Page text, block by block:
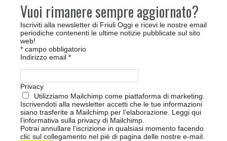
Vuoi rimanere sempre aggiornato?
Iscriviti alla newsletter di Friuli Oggi e ricevi le nostre email
periodiche contenenti le ultime notizie pubblicate sul sito
web!
* campo obbligatorio
Indirizzo email *
Privacy
Utilizziamo Mailchimp come piattaforma di marketing.
Iscrivendoti alla newsletter accetti che le tue informazioni
siano trasferite a Mailchimp per l’elaborazione. Leggi qui
l’informativa sulla privacy di Mailchimp
Potrai annullare l’iscrizione in qualsiasi momento facendo
clic sul collegamento nel piè di pagina delle nostre e-mail.